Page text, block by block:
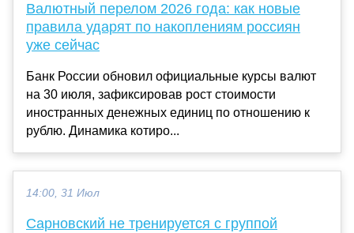
Валютный перелом 2026 года: как новые
правила ударят по накоплениям россиян
уже сейчас
Банк России обновил официальные курсы валют
на 30 июля, зафиксировав рост стоимости
иностранных денежных единиц по отношению к
рублю. Динамика котиро...
14:00, 31 Июл
Сарновский не тренируется с группой